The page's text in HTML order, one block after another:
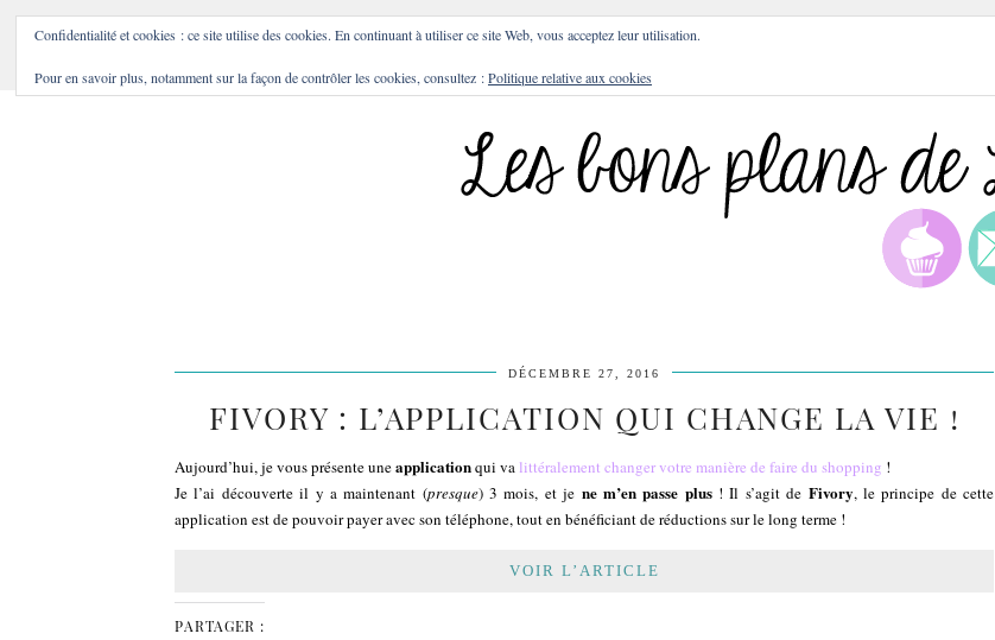
DÉCEMBRE 27, 2016
FIVORY : L’APPLICATION QUI CHANGE LA VIE !
Aujourd’hui, je vous présente uneapplicationqui valittéralement changer votre manière de faire du shopping !
Je l’ai découverte il y a maintenant (presque) 3 mois, et je ne m’en passe plus! Il s’agit de Fivory, le principe de cette
application est de pouvoir payer avec son téléphone, tout en bénéficiant de réductions sur le long terme !
VOIR L’ARTICLE
PARTAGER :
Confidentialité et cookies : ce site utilise des cookies. En continuant à utiliser ce site Web, vous acceptez leur utilisation.
Pour en savoir plus, notamment sur la façon de contrôler les cookies, consultez :Politique relative aux cookies